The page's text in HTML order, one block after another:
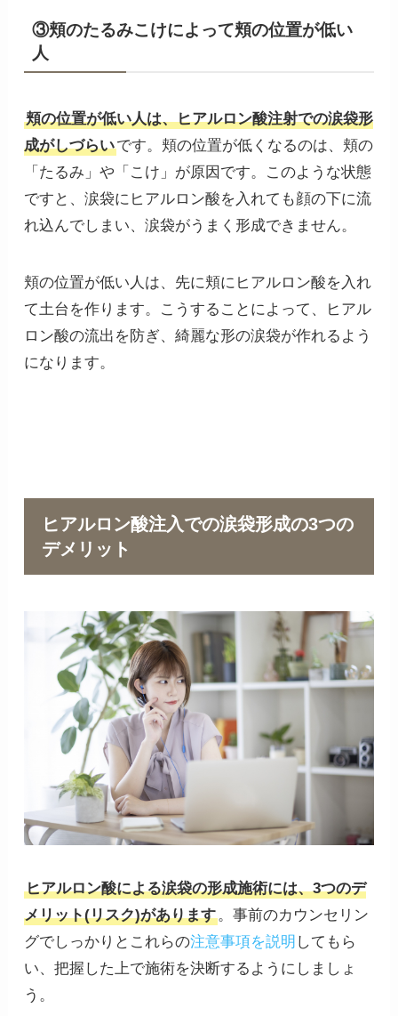
③頬のたるみこけによって頬の位置が低い
人
頬の位置が低い人は、ヒアルロン酸注射での涙袋形
成がしづらいです。頬の位置が低くなるのは、頬の
「たるみ」や「こけ」が原因です。このような状態
ですと、涙袋にヒアルロン酸を入れても顔の下に流
れ込んでしまい、涙袋がうまく形成できません。
頬の位置が低い人は、先に頬にヒアルロン酸を入れ
て土台を作ります。こうすることによって、ヒアル
ロン酸の流出を防ぎ、綺麗な形の涙袋が作れるよう
になります。
ヒアルロン酸注入での涙袋形成の3つの
デメリット
ヒアルロン酸による涙袋の形成施術には、3つのデ
メリット(リスク)があります。事前のカウンセリン
グでしっかりとこれらの注意事項を説明 してもら
い、把握した上で施術を決断するようにしましょ
う。